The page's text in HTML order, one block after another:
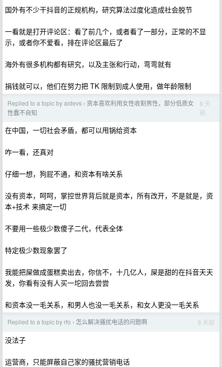
国外有不少干抖音的正规机构，研究算法过度化造成社会脱节
一看就是打开评论区：看了前几个，或者看了一部分，正常的不显
示，或者你不爱看，排在评论区最后了
海外有很多机构都有研究，以及主张和行动，弯弯就有
捐钱就可以，他们在努力把 TK 限制到成人使用，做年龄限制
Replied to a topic by aidevs › 资本喜欢利用女性收割男性，部分低质女
性蠢不自知
8 天
前
在中国，一切社会矛盾，都可以甩锅给资本
咋一看，还真对
仔细一想，狗屁不通，和资本有啥关系
没有资本，呵呵，掌控世界背后就是资本，所有改开，不是就是，资
本+技术 来搞定一切
不要用一些极少数傻子二代，代表全体
特定极少数现象罢了
我能把屎做成蛋糕卖出去，你信不，十几亿人，屎是甜的在抖音天天
发，你看有没有人买一坨回去尝尝
和资本没一毛关系，和男人也没一毛关系，和女人更没一毛关系
Replied to a topic by rfo › 怎么解决骚扰电话的问题啊 8 天前
没法子
运营商，只能屏蔽自己家的骚扰营销电话